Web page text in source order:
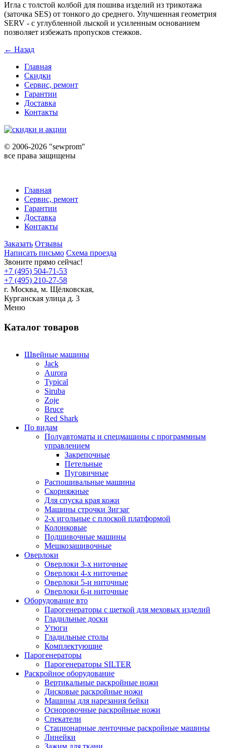
Игла с толстой колбой для пошива изделий из трикотажа
(заточка SES) от тонкого до среднего. Улучшенная геометрия
SERV - с углубленной лыской и усиленным основанием
позволяет избежать пропусков стежков.
← Назад
Главная
Скидки
Сервис, ремонт
Гарантии
Доставка
Контакты
© 2006-2026 "sewprom"
все права защищены
Главная
Сервис, ремонт
Гарантии
Доставка
Контакты
Заказать Отзывы
Написать письмо Схема проезда
Звоните прямо сейчас!
+7 (495) 504-71-53
+7 (495) 210-27-58
г. Москва, м. Щёлковская,
Курганская улица д. 3
Меню
Каталог товаров
Швейные машины
Jack
Aurora
Typical
Siruba
Zoje
Bruce
Red Shark
По видам
Полуавтоматы и спецмашины с программным
управлением
Закрепочные
Петельные
Пуговичные
Распошивальные машины
Скорняжные
Для спуска края кожи
Машины строчки Зигзаг
2-х игольные с плоской платформой
Колонковые
Подшивочные машины
Мешкозашивочные
Оверлоки
Оверлоки 3-х ниточные
Оверлоки 4-х ниточные
Оверлоки 5-и ниточные
Оверлоки 6-и ниточные
Оборудование вто
Парогенераторы с щеткой для меховых изделий
Гладильные доски
Утюги
Гладильные столы
Комплектующие
Парогенераторы
Парогенераторы SILTER
Раскройное оборудование
Вертикальные раскройные ножи
Дисковые раскройные ножи
Машины для нарезания бейки
Осноровочные раскройные ножи
Спекатели
Стационарные ленточные раскройные машины
Линейки